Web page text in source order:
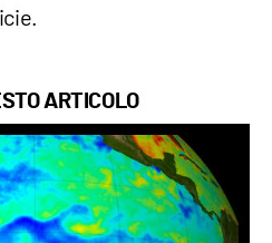
ARTICOLO